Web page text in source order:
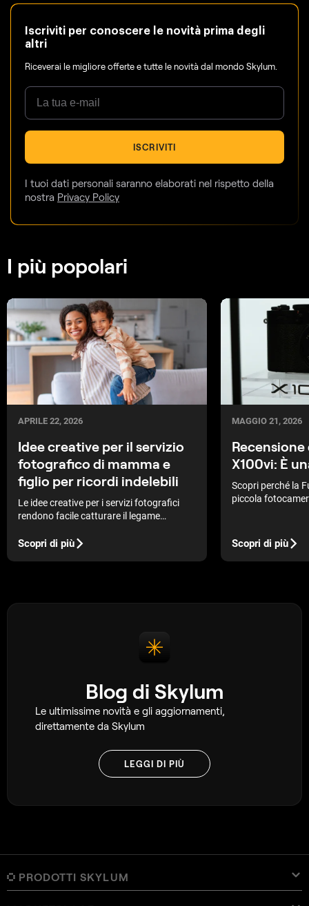
Iscriviti per conoscere le novità prima degli
altri
Riceverai le migliore offerte e tutte le novità dal mondo Skylum.
ISCRIVITI
I tuoi dati personali saranno elaborati nel rispetto della
nostra Privacy Policy
I più popolari
APRILE 22, 2026
Idee creative per il servizio
fotografico di mamma e
figlio per ricordi indelebili
Le idee creative per i servizi fotografici
rendono facile catturare il legame
mettendo in evidenza l'amore, la gioia e i
Scopri di più
MAGGIO 21, 2026
X100vi: È
Scopri perché la
piccola
Scopri di più
Blog di Skylum
Le ultimissime novità e gli aggiornamenti,
direttamente da Skylum
LEGGI DI PIÙ
PRODOTTI SKYLUM